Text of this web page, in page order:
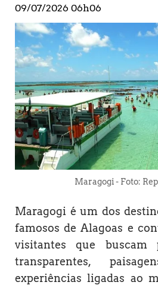
09/07/2026 06h06
Maragogi - Foto:
Maragogi é um dos
famosos de Alagoas e
visitantes que buscam
transparentes,
experiências ligadas ao